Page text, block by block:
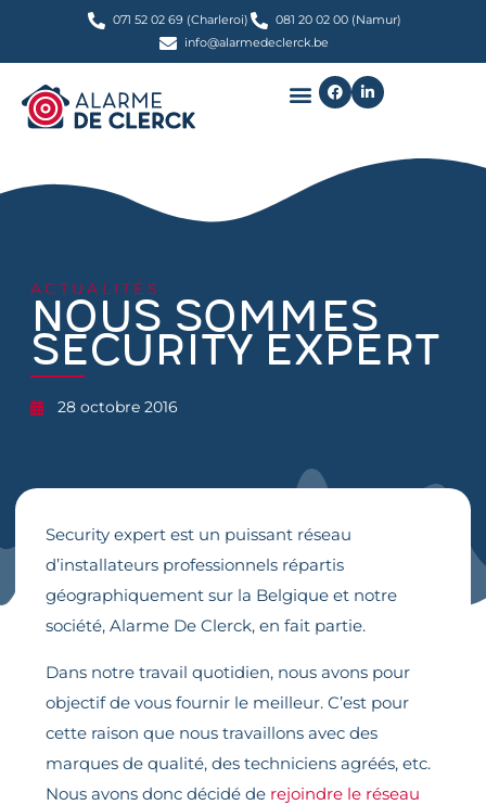
071 52 02 69 (Charleroi)
081 20 02 00 (Namur)
info@alarmedeclerck.be
ACTUALITÉS
Nous sommes
Security Expert
28 octobre 2016
Security expert est un puissant réseau
d’installateurs professionnels répartis
géographiquement sur la Belgique et notre
société, Alarme De Clerck, en fait partie.
Dans notre travail quotidien, nous avons pour
objectif de vous fournir le meilleur. C’est pour
cette raison que nous travaillons avec des
marques de qualité, des techniciens agréés, etc.
Nous avons donc décidé de rejoindre le réseau